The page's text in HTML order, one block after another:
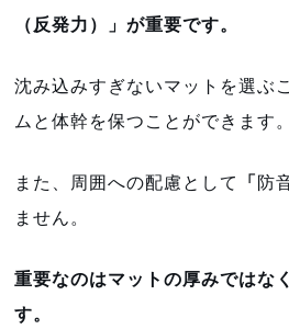
（反発力）」が重要です。
沈み込みすぎないマットを選ぶ
ムと体幹を保つことができます。
また、周囲への配慮として 「 防
ません。
重要なのはマットの厚みではな
す。